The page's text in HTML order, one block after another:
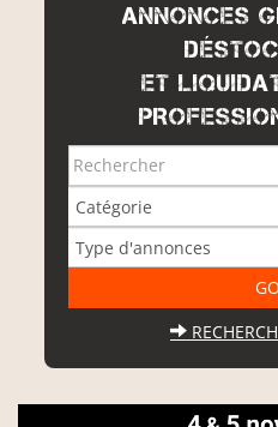
ANNONCES
ET